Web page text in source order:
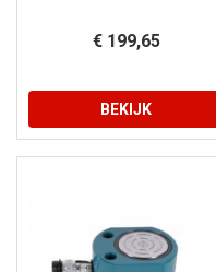
€ 199,65
BEKIJK